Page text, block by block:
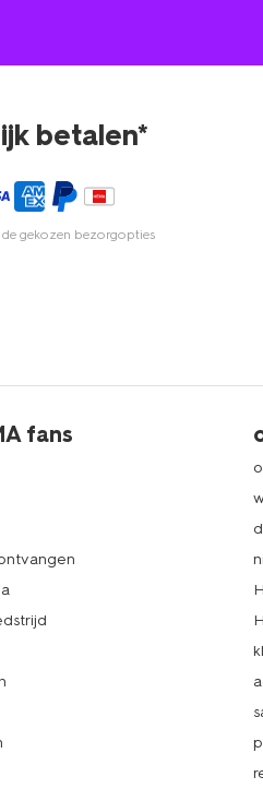
betalen*
de gekozen bezorgopties
fans